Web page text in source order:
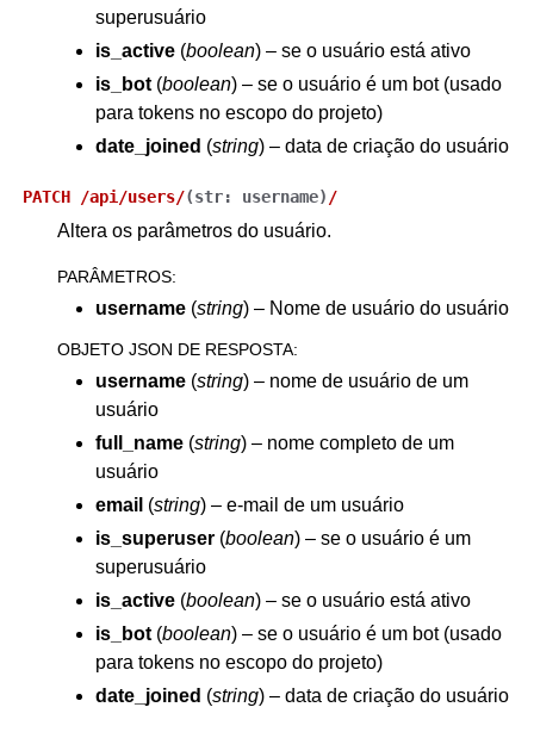
superusuário
is_active (boolean) – se o usuário está ativo
is_bot (boolean) – se o usuário é um bot (usado
para tokens no escopo do projeto)
date_joined (string) – data de criação do usuário
PATCH /api/users/(str: username) /
Altera os parâmetros do usuário.
PARÂMETROS:
username (string) – Nome de usuário do usuário
OBJETO JSON DE RESPOSTA:
username (string) – nome de usuário de um
usuário
full_name (string) – nome completo de um
usuário
email (string) – e-mail de um usuário
is_superuser (boolean) – se o usuário é um
superusuário
is_active (boolean) – se o usuário está ativo
is_bot (boolean) – se o usuário é um bot (usado
para tokens no escopo do projeto)
date_joined (string) – data de criação do usuário